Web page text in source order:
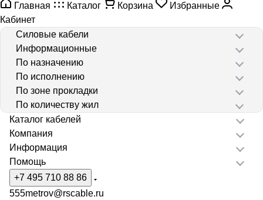
Главная Каталог Корзина
Избранные
Кабинет
Силовые кабели
Информационные
По назначению
По исполнению
По зоне прокладки
По количеству жил
Каталог кабелей
Компания
Информация
Помощь
+7 495 710 88 86
555metrov@rscable.ru